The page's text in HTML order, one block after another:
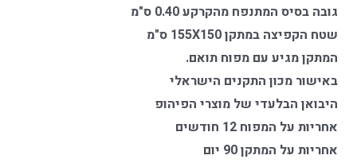
גובה בסיס המתנפח מהקרקע 0.40 ס"מ
שטח הקפיצה במתקן 155X150 ס"מ
המתקן מגיע עם מפוח תואם.
באישור מכון התקנים הישראלי
היבואן הבלעדי של מוצרי הפיהופ
אחריות על המפוח 12 חודשים
אחריות על המתקן 90 יום